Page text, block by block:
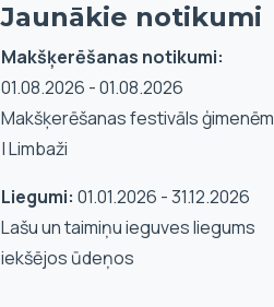
Jaunākie notikumi
Makšķerēšanas notikumi:
01.08.2026 - 01.08.2026
Makšķerēšanas festivāls ģimenēm
| Limbaži
Liegumi: 01.01.2026 - 31.12.2026
Lašu un taimiņu ieguves liegums
iekšējos ūdeņos